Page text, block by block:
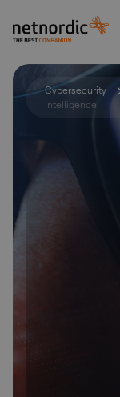
NetNordic Norway
Cybersecurity
Intelligence